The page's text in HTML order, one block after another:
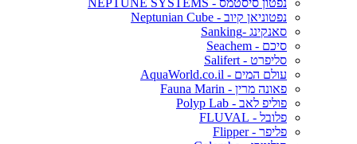
נפטוניאן קיוב - Neptunian Cube
סאנקינג -Sanking
סיכם - Seachem
סליפרט - Salifert
עולם המים - AquaWorld.co.il
פאונה מרין - Fauna Marin
פוליפ לאב - Polyp Lab
פלובל - FLUVAL
פליפר - Flipper